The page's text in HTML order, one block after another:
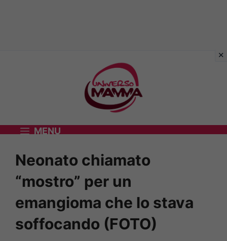
MENU
Neonato chiamato
“mostro” per un
emangioma che lo stava
soffocando (FOTO)